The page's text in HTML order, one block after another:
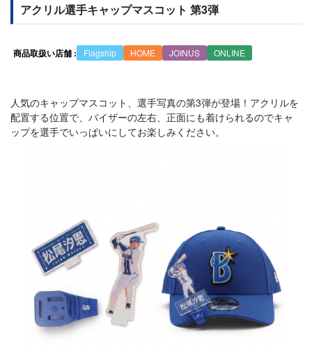
アクリル選手キャップマスコット 第3弾
商品取扱い店舗 : Flagship HOME JOINUS ONLINE
人気のキャップマスコット、選手写真の第3弾が登場！アクリルを
配置する位置で、バイザーの左右、正面にも着けられるのでキャ
ップを選手でいっぱいにしてお楽しみください。